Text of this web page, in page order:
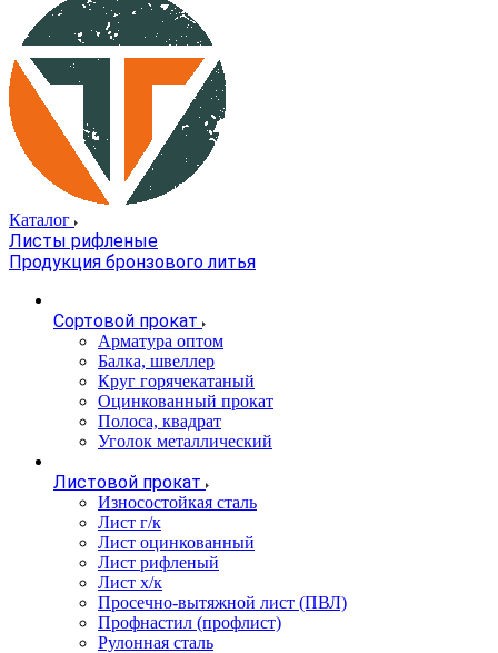
Каталог
Листы рифленые
Продукция бронзового литья
Сортовой прокат
Арматура оптом
Балка, швеллер
Круг горячекатаный
Оцинкованный прокат
Полоса, квадрат
Уголок металлический
Листовой прокат
Износостойкая сталь
Лист г/к
Лист оцинкованный
Лист рифленый
Лист х/к
Просечно-вытяжной лист (ПВЛ)
Профнастил (профлист)
Рулонная сталь